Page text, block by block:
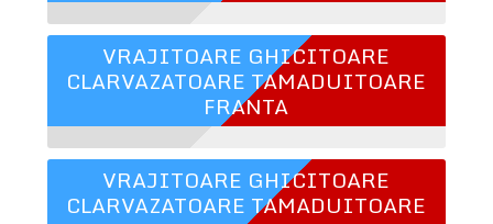
VRAJITOARE GHICITOARE
CLARVAZATOARE TAMADUITOARE
FRANTA
VRAJITOARE GHICITOARE
CLARVAZATOARE TAMADUITOARE